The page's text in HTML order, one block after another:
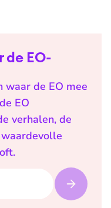
de EO-
de EO mee
EO
verhalen, de